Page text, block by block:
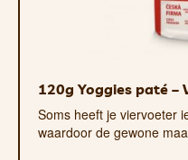
Ideaal
allergie
De snacks zijn ook
120g Yoggies paté –
Soms heeft je viervoeter
waardoor de gewone